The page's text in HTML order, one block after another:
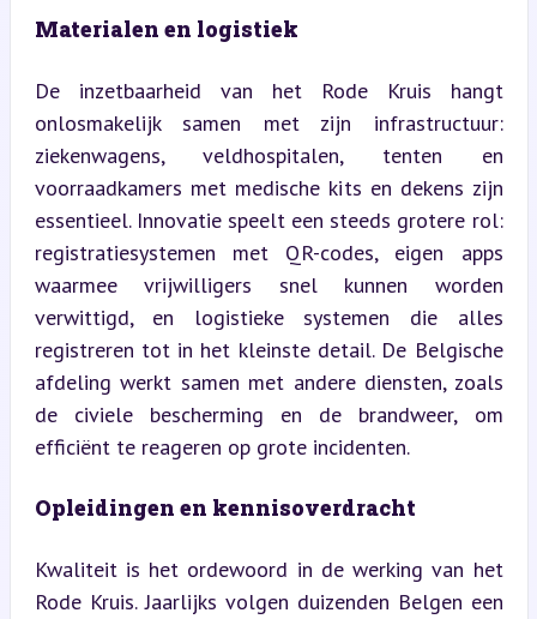
Materialen en logistiek
De inzetbaarheid van het Rode Kruis hangt
onlosmakelijk samen met zijn infrastructuur:
ziekenwagens, veldhospitalen, tenten en
voorraadkamers met medische kits en dekens zijn
essentieel. Innovatie speelt een steeds grotere rol:
registratiesystemen met QR-codes, eigen apps
waarmee vrijwilligers snel kunnen worden
verwittigd, en logistieke systemen die alles
registreren tot in het kleinste detail. De Belgische
afdeling werkt samen met andere diensten, zoals
de civiele bescherming en de brandweer, om
efficiënt te reageren op grote incidenten.
Opleidingen en kennisoverdracht
Kwaliteit is het ordewoord in de werking van het
Rode Kruis. Jaarlijks volgen duizenden Belgen een